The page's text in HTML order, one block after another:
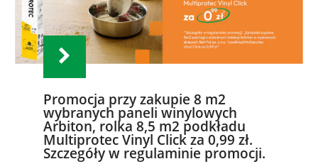
Promocja przy zakupie 8 m2
wybranych paneli winylowych
Arbiton, rolka 8,5 m2 podkładu
Multiprotec Vinyl Click za 0,99 zł.
Szczegóły w regulaminie promocji.